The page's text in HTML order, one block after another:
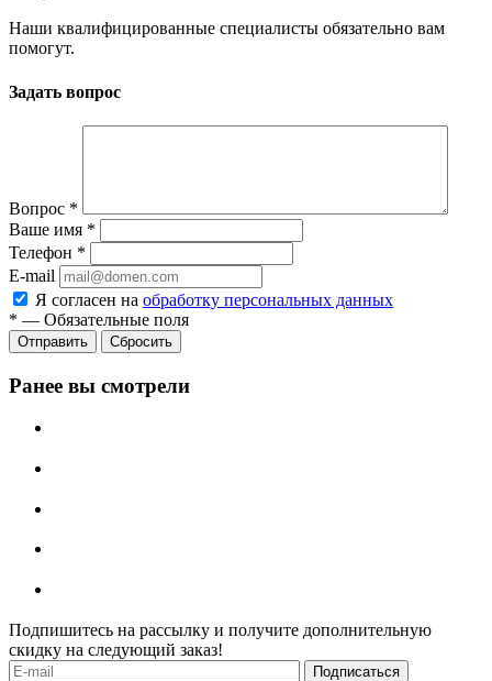
Наши квалифицированные специалисты обязательно вам
помогут.
Задать вопрос
Вопрос *
Ваше имя *
Телефон *
E-mail
Я согласен на обработку персональных данных
* — Обязательные поля
Отправить Сбросить
Ранее вы смотрели
Подпишитесь на рассылку и получите дополнительную
скидку на следующий заказ!